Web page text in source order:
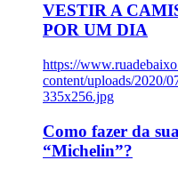
VESTIR A
POR UM DIA
https://
content/uploads/2020/
335x256.jpg
Como fazer da
“Michelin”?